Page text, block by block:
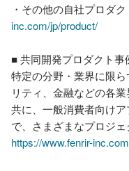
・その他の自社プロダ
inc.com/jp/product/
■ 共同開発プロダクト事
特定の分野・業界に限
リティ、金融などの各
共に、一般消費者向け
https://www.fenrir-